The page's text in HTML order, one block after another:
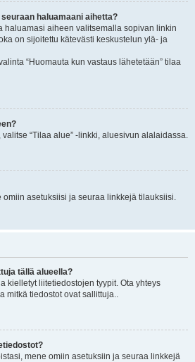
haluamaani aihetta?
haluamasi aiheen valitsemalla sopivan linkin
on sijoitettu kätevästi keskustelun ylä- ja
“Huomauta kun vastaus lähetetään” tilaa
“Tilaa alue” -linkki, aluesivun alalaidassa.
omiin asetuksiisi ja seuraa linkkejä tilauksiisi.
tällä alueella?
kielletyt liitetiedostojen tyypit. Ota yhteys
mitkä tiedostot ovat sallittuja..
mene omiin asetuksiin ja seuraa linkkejä